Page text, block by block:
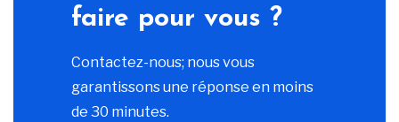
faire pour vous ?
Contactez-nous; nous vous
garantissons une réponse en moins
de 30 minutes.